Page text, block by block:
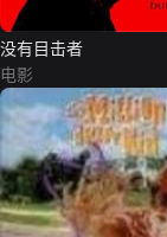
没有目击者
电影